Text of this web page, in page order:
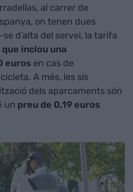
al carrer de
on tenen dues
d’alta del servei, la tarifa
que inclou una
euros en cas de
A més, les sis
dels aparcaments són
un preu de 0,19 euros